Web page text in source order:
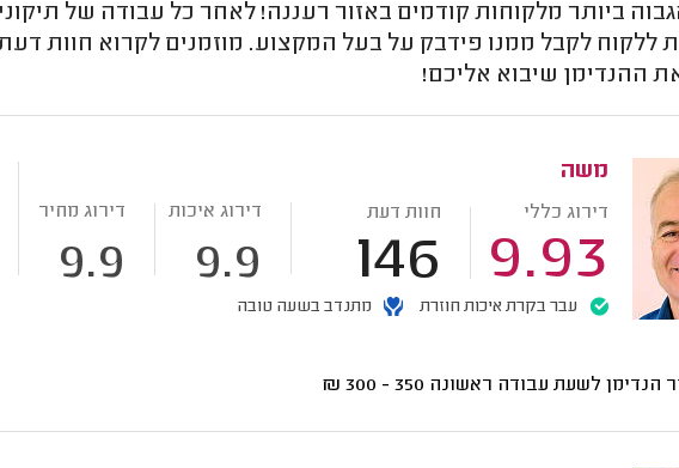
ביותר מלקוחות קודמים באזור רעננה! לאחר כל עבודה של
לקבל ממנו פידבק על בעל המקצוע. מוזמנים לקרוא חוות
ההנדימן שיבוא אליכם!
משה
דירוג כללי
9.93
חוות דעת
146
דירוג איכות
9.9
דירוג מחיר
9.9
עבר בקרת איכות חוזרת מתנדב בשעה טובה
הנדימן לשעת עבודה ראשונה 350 - 300
₪